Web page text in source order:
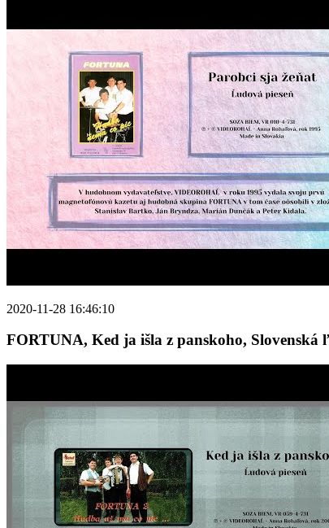
2020-11-28 16:46:10
FORTUNA, Ked ja išla z panskoho, Slovenská